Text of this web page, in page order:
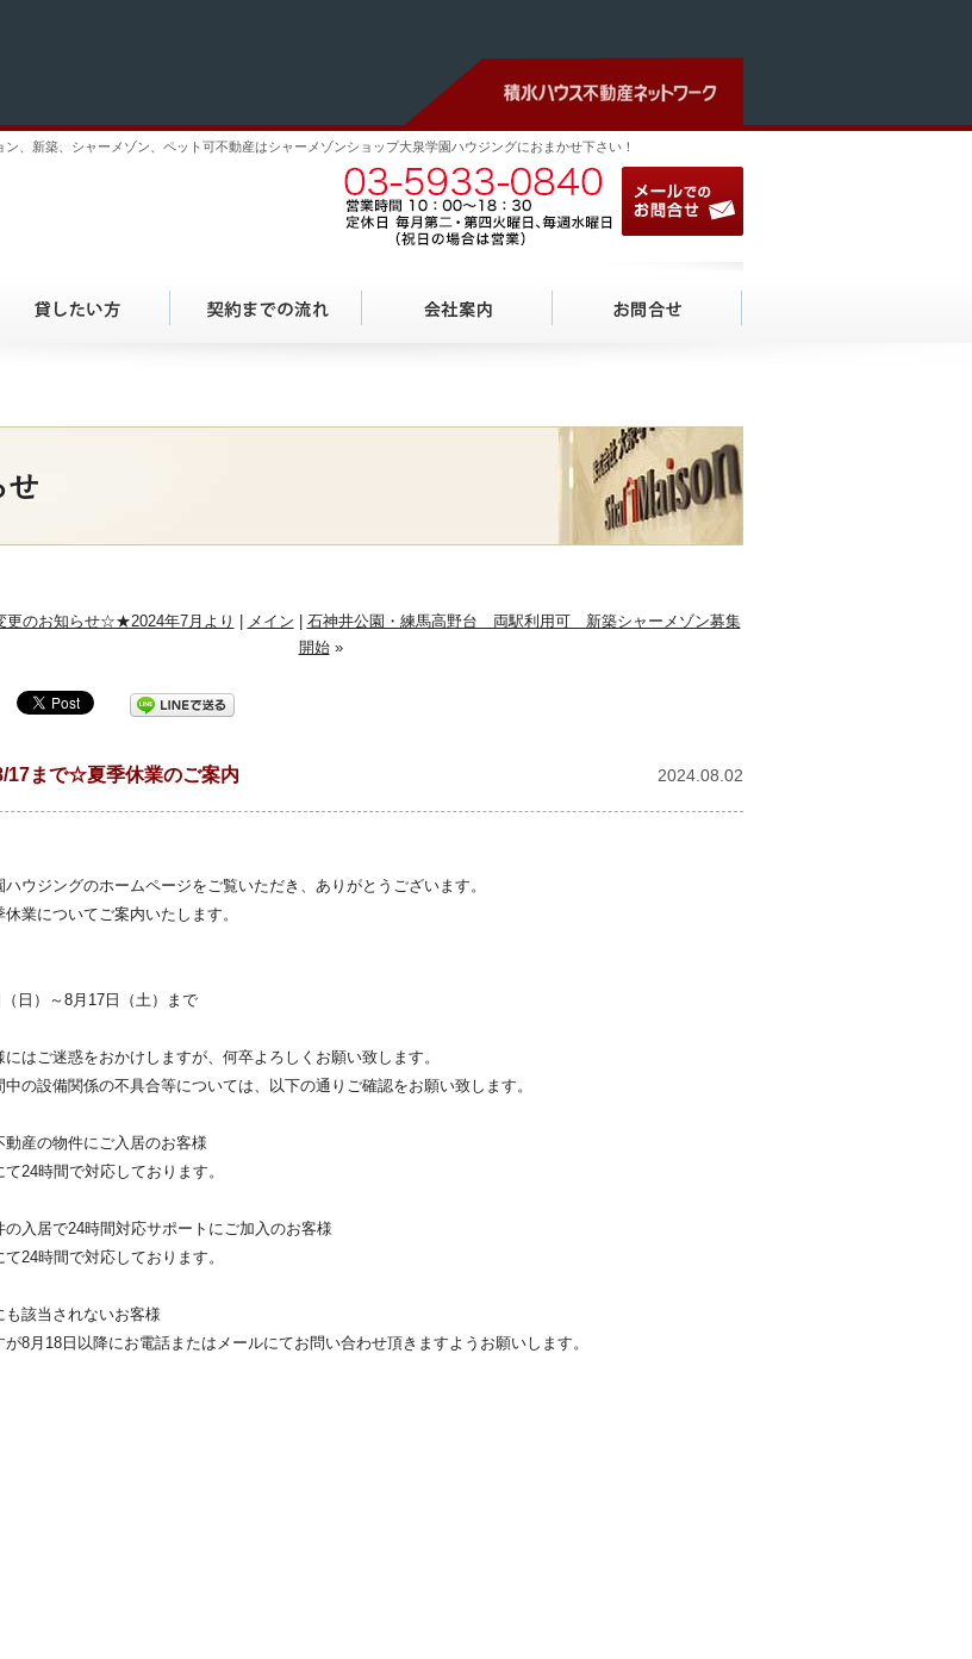
、新築、シャーメゾン、ペット可不動産はシャーメゾンショップ大泉学園ハウジングにおまかせ下さい！
03-5933-0840
せ
のお知らせ☆★2024年7月より メイン
石神井公園・練馬高野台 両駅利用可 新築シャーメゾン募集
開始»
まで☆夏季休業のご案内 2024.08.02
ウジングのホームページをご覧いただき、ありがとうございます。
業についてご案内いたします。
日）～8月17日（土）まで
にはご迷惑をおかけしますが、何卒よろしくお願い致します。
中の設備関係の不具合等については、以下の通りご確認をお願い致します。
動産の物件にご入居のお客様
24時間で対応しております。
の入居で24時間対応サポートにご加入のお客様
24時間で対応しております。
も該当されないお客様
が8月18日以降にお電話またはメールにてお問い合わせ頂きますようお願いします。